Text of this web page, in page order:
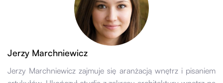
Jerzy Marchniewicz
Jerzy Marchniewicz zajmuje się aranżacją wnętrz i pisaniem